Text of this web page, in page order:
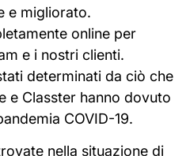
e migliorato.
online per
e i nostri clienti.
determinati da ciò che
e Classter hanno dovuto
COVID-19.
nella situazione di